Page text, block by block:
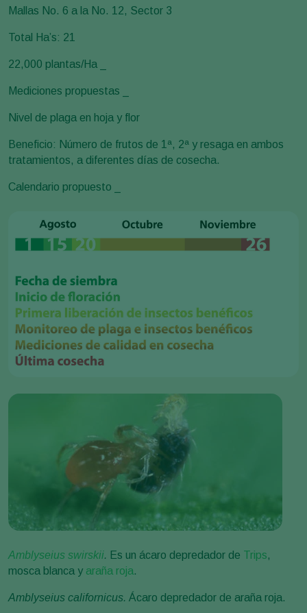
Mallas No. 6 a la No. 12, Sector 3
Total Ha’s: 21
22,000 plantas/Ha _
Mediciones propuestas _
Nivel de plaga en hoja y flor
Beneficio: Número de frutos de 1ª, 2ª y resaga en ambos
tratamientos, a diferentes días de cosecha.
Calendario propuesto _
Amblyseius swirskii. Es un ácaro depredador de Trips,
mosca blanca y araña roja.
Amblyseius californicus. Ácaro depredador de araña roja.